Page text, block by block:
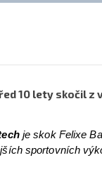
10 lety skočil z
je skok Felixe
sportovních